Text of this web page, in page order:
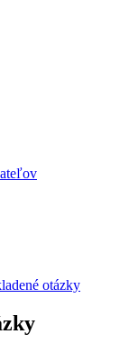
otázky